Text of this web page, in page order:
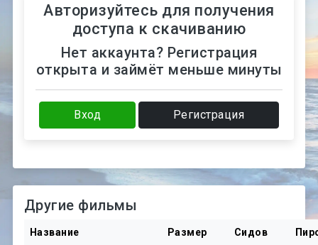
Авторизуйтесь для получения
доступа к скачиванию
Нет аккаунта? Регистрация
открыта и займёт меньше минуты
Вход Регистрация
Другие фильмы
Название Размер Сидов